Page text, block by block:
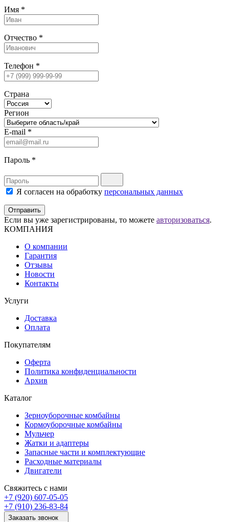
Имя *
Отчество *
Телефон *
Страна
Регион
E-mail *
Пароль *
Я согласен на обработку персональных данных
Отправить
Если вы уже зарегистрированы, то можете авторизоваться.
КОМПАНИЯ
О компании
Гарантия
Отзывы
Новости
Контакты
Услуги
Доставка
Оплата
Покупателям
Оферта
Политика конфиденциальности
Архив
Каталог
Зерноуборочные комбайны
Кормоуборочные комбайны
Мульчер
Жатки и адаптеры
Запасные части и комплектующие
Расходные материалы
Двигатели
Свяжитесь с нами
+7 (920) 607-05-05
+7 (910) 236-83-84
Заказать звонок